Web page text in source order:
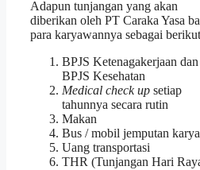
Adapun tunjangan yang akan
diberikan oleh PT Caraka Yasa
para karyawannya sebagai
BPJS Ketenagakerjaan dan
BPJS Kesehatan
Medical check up setiap
tahunnya secara rutin
Makan
Bus / mobil jemputan
Uang transportasi
THR (Tunjangan Hari